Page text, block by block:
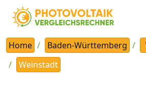
Home Baden-Württemberg
Weinstadt